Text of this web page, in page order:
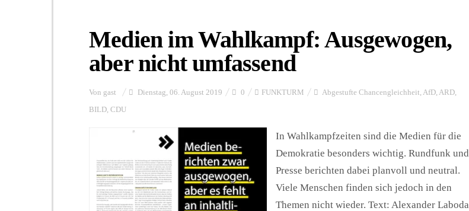
Medien im Wahlkampf: Ausgewogen,
aber nicht umfassend
Von gast Dienstag, 06. August 2019 0 FUNKTURM Abgestufte Chancengleichheit, AfD, ARD,
BILD, CDU
In Wahlkampfzeiten sind die Medien für die
Demokratie besonders wichtig. Rundfunk und
Presse berichten dabei planvoll und neutral.
Viele Menschen finden sich jedoch in den
Themen nicht wieder. Text: Alexander Laboda